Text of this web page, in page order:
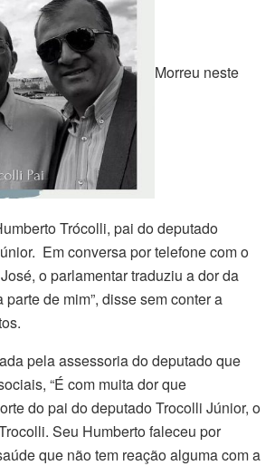
Morreu neste
Trócolli, pai do deputado
Em conversa por telefone com o
o parlamentar traduziu a dor da
parte de mim”, disse sem conter a
pela assessoria do deputado que
“É com muita dor que
do pai do deputado Trocolli Júnior, o
Seu Humberto faleceu por
que não tem reação alguma com a